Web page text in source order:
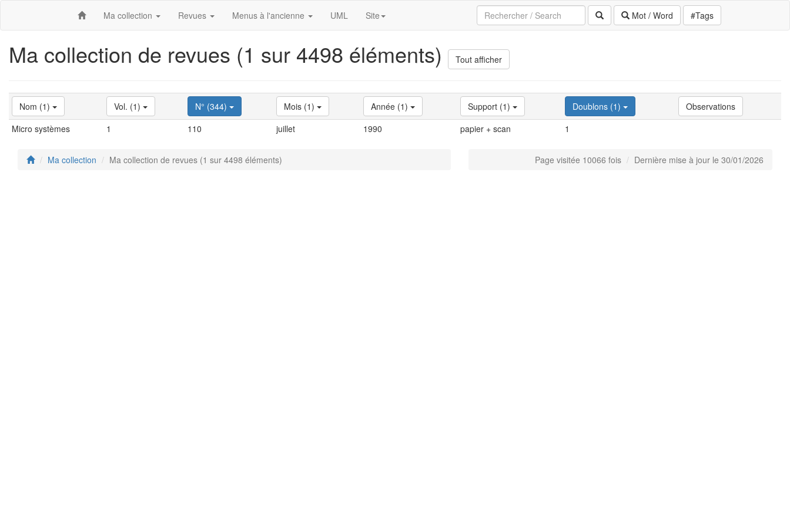
Ma collection Revues Menus à l'ancienne UML Site Mot / Word #Tags
Ma collection de revues (1 sur 4498 éléments) Tout afficher
Nom (1) Vol. (1) N° (344) Mois (1) Année (1) Support (1) Doublons (1)
Observations
Micro systèmes
1 110 juillet 1990 papier + scan 1
Ma collection Ma collection de revues (1 sur 4498 éléments) Page visitée 10066 fois Dernière mise à jour le 30/01/2026